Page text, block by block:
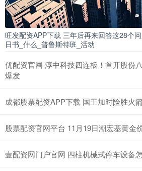
旺发配资APP下载 三年后再来回答这28个
日书_什么_普鲁斯特班_活动
优配资官网 淳中科技四连板！首开股份
爆发
成都股票配资APP下载 国王加时险胜火
股票配资官网平台 11月19日潮宏基黄金
壹配资网门户官网 四柱机械式停车设备